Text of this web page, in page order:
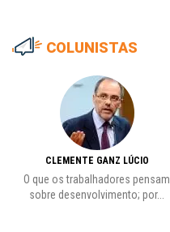
COLUNISTAS
CLEMENTE GANZ LÚCIO
O que os trabalhadores pensam
sobre desenvolvimento; por...